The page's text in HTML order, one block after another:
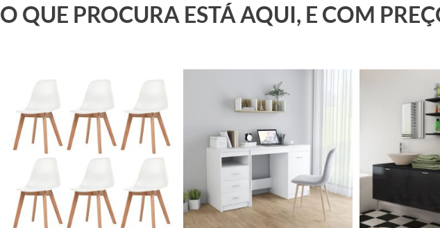
O QUE PROCURA ESTÁ AQUI, E COM